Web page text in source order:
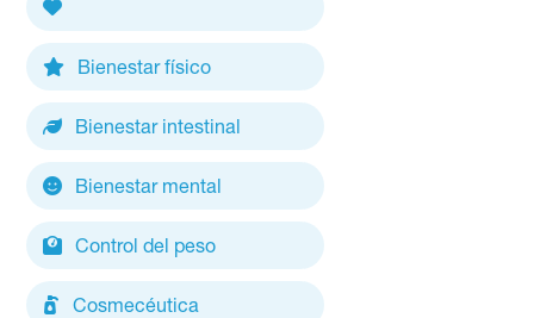
Bienestar físico
Bienestar intestinal
Bienestar mental
Control del peso
Cosmecéutica